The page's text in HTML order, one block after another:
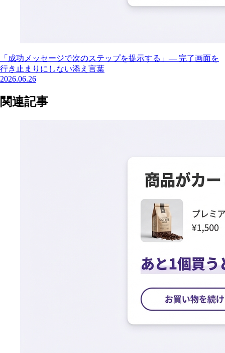
「成功メッセージで次のステップを提示する」— 完了画面を
行き止まりにしない添え言葉
2026.06.26
関連記事